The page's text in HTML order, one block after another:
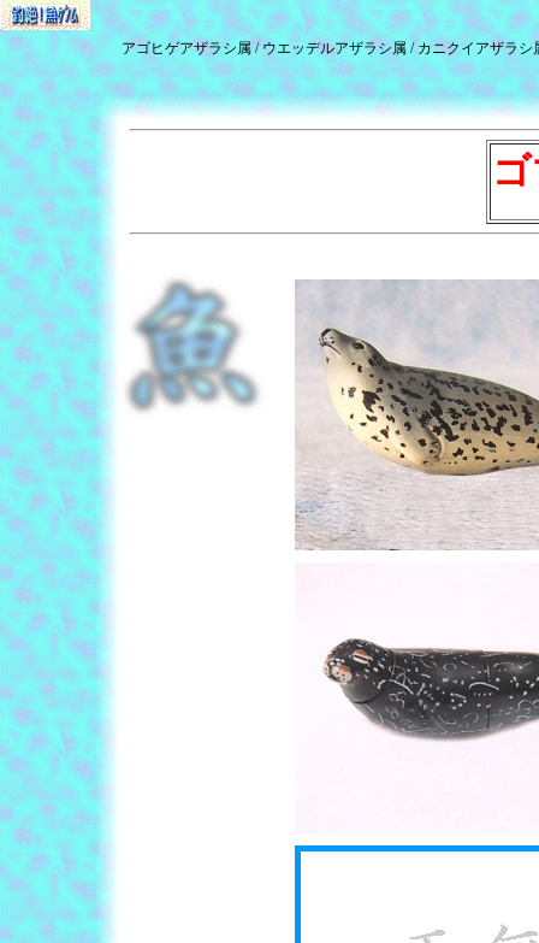
アゴヒゲアザラシ属 / ウエッデルアザラシ属 / カニクイアザラシ